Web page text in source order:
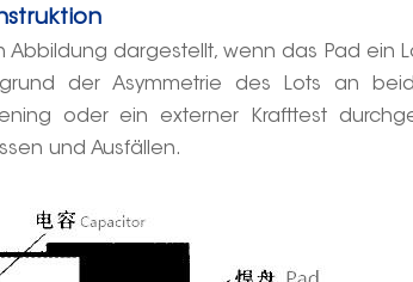
dargestellt, wenn das Pad ein
der Asymmetrie des Lots an
oder ein externer Krafttest
und Ausfällen.